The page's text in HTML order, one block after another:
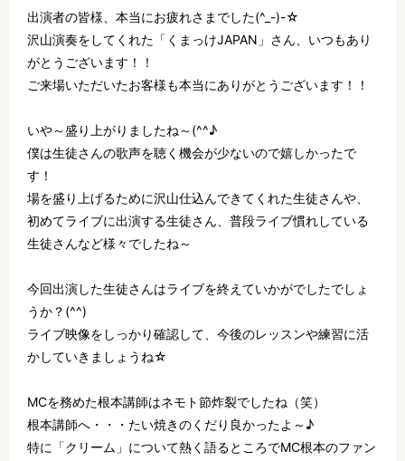
出演者の皆様、本当にお疲れさまでした(^_-)-☆
沢山演奏をしてくれた「くまっけJAPAN」さん、いつもあり
がとうございます！！
ご来場いただいたお客様も本当にありがとうございます！！
いや～盛り上がりましたね～(^^♪
僕は生徒さんの歌声を聴く機会が少ないので嬉しかったで
す！
場を盛り上げるために沢山仕込んできてくれた生徒さんや、
初めてライブに出演する生徒さん、普段ライブ慣れしている
生徒さんなど様々でしたね～
今回出演した生徒さんはライブを終えていかがでしたでしょ
うか？(^^)
ライブ映像をしっかり確認して、今後のレッスンや練習に活
かしていきましょうね☆
MCを務めた根本講師はネモト節炸裂でしたね（笑）
根本講師へ・・・たい焼きのくだり良かったよ～♪
特に「クリーム」について熱く語るところでMC根本のファン